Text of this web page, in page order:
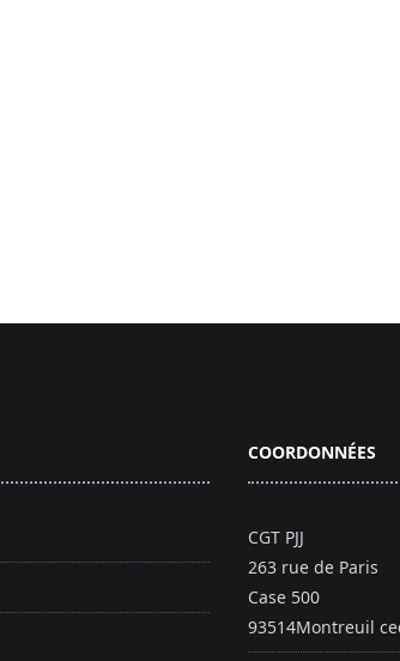
COORDONNÉES
CGT PJJ
263 rue de Paris
Case 500
93514Montreuil